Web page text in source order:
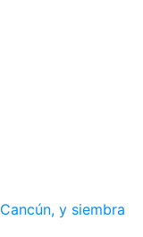
y siembra